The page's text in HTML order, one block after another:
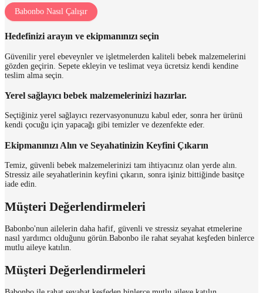
Babonbo Nasıl Çalışır
Hedefinizi arayın ve ekipmanınızı seçin
Güvenilir yerel ebeveynler ve işletmelerden kaliteli bebek malzemelerini
gözden geçirin. Sepete ekleyin ve teslimat veya ücretsiz kendi kendine
teslim alma seçin.
Yerel sağlayıcı bebek malzemelerinizi hazırlar.
Seçtiğiniz yerel sağlayıcı rezervasyonunuzu kabul eder, sonra her ürünü
kendi çocuğu için yapacağı gibi temizler ve dezenfekte eder.
Ekipmanınızı Alın ve Seyahatinizin Keyfini Çıkarın
Temiz, güvenli bebek malzemelerinizi tam ihtiyacınız olan yerde alın.
Stressiz aile seyahatlerinin keyfini çıkarın, sonra işiniz bittiğinde basitçe
iade edin.
Müşteri Değerlendirmeleri
Babonbo'nun ailelerin daha hafif, güvenli ve stressiz seyahat etmelerine
nasıl yardımcı olduğunu görün.Babonbo ile rahat seyahat keşfeden binlerce
mutlu aileye katılın.
Müşteri Değerlendirmeleri